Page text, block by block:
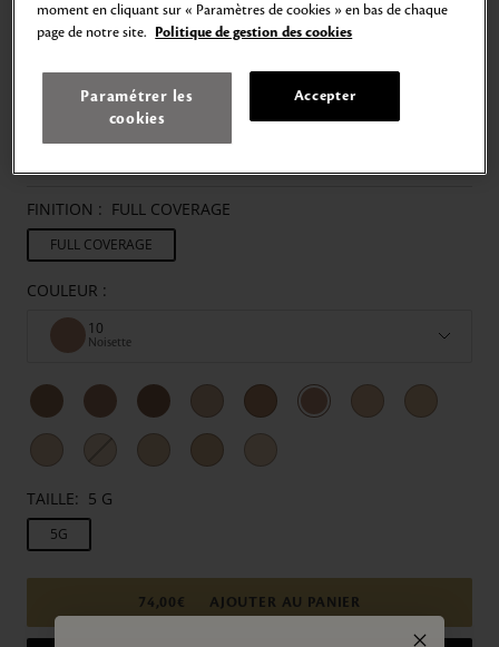
Anti-cernes haute couvrance
Conçu pour masquer subtilement les imperfections, sa forme en stick
permet des retouches faciles sur l'ensemble du visage.
Sa texture incroyablement douce offre un fini parfaitement homogène,
FINITION : FULL COVERAGE
FULL COVERAGE
COULEUR :
10
Noisette
TAILLE: 5 G
5G
74,00€ AJOUTER AU PANIER
moment en cliquant sur « Paramètres de cookies » en bas de chaque
page de notre site. Politique de gestion des cookies
Paramétrer les
cookies
Accepter